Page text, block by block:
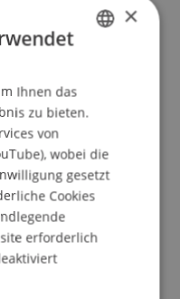
des
×
Ihnen das
zu bieten.
von
wobei die
gesetzt
Cookies
erforderlich